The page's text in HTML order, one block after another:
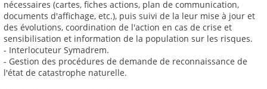
nécessaires (cartes, fiches actions, plan de communication,
documents d'affichage, etc.), puis suivi de la leur mise à jour et
des évolutions, coordination de l'action en cas de crise et
sensibilisation et information de la population sur les risques.
- Interlocuteur Symadrem.
- Gestion des procédures de demande de reconnaissance de
l'état de catastrophe naturelle.